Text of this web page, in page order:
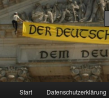
Reizzentrum
Politik, Wirtschaft, Soziales und
Zum
Zum
Start Datenschutzerklärung